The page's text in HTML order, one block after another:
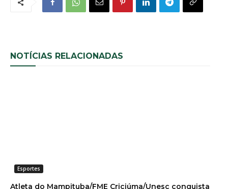
NOTÍCIAS RELACIONADAS
Esportes
Atleta do Mampituba/FME Criciúma/Unesc conquista